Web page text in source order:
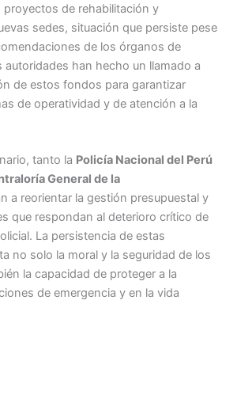
proyectos de rehabilitación y
sedes, situación que persiste pese
de los órganos de
autoridades han hecho un llamado a
de estos fondos para garantizar
de operatividad y de atención a la
tanto la Policía Nacional del Perú
General de la
a reorientar la gestión presupuestal y
que respondan al deterioro crítico de
La persistencia de estas
no solo la moral y la seguridad de los
la capacidad de proteger a la
de emergencia y en la vida